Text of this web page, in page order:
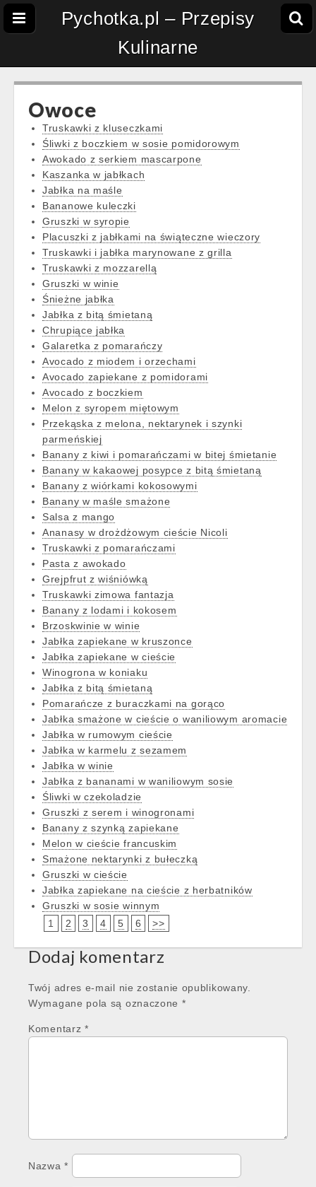
Pychotka.pl – Przepisy
Kulinarne
Owoce
Truskawki z kluseczkami
Śliwki z boczkiem w sosie pomidorowym
Awokado z serkiem mascarpone
Kaszanka w jabłkach
Jabłka na maśle
Bananowe kuleczki
Gruszki w syropie
Placuszki z jabłkami na świąteczne wieczory
Truskawki i jabłka marynowane z grilla
Truskawki z mozzarellą
Gruszki w winie
Śnieżne jabłka
Jabłka z bitą śmietaną
Chrupiące jabłka
Galaretka z pomarańczy
Avocado z miodem i orzechami
Avocado zapiekane z pomidorami
Avocado z boczkiem
Melon z syropem miętowym
Przekąska z melona, nektarynek i szynki
parmeńskiej
Banany z kiwi i pomarańczami w bitej śmietanie
Banany w kakaowej posypce z bitą śmietaną
Banany z wiórkami kokosowymi
Banany w maśle smażone
Salsa z mango
Ananasy w drożdżowym cieście Nicoli
Truskawki z pomarańczami
Pasta z awokado
Grejpfrut z wiśniówką
Truskawki zimowa fantazja
Banany z lodami i kokosem
Brzoskwinie w winie
Jabłka zapiekane w kruszonce
Jabłka zapiekane w cieście
Winogrona w koniaku
Jabłka z bitą śmietaną
Pomarańcze z buraczkami na gorąco
Jabłka smażone w cieście o waniliowym aromacie
Jabłka w rumowym cieście
Jabłka w karmelu z sezamem
Jabłka w winie
Jabłka z bananami w waniliowym sosie
Śliwki w czekoladzie
Gruszki z serem i winogronami
Banany z szynką zapiekane
Melon w cieście francuskim
Smażone nektarynki z bułeczką
Gruszki w cieście
Jabłka zapiekane na cieście z herbatników
Gruszki w sosie winnym
1
2 3 4 5 6 >>
Dodaj komentarz
Twój adres e-mail nie zostanie opublikowany.
Wymagane pola są oznaczone *
Komentarz *
Nazwa*